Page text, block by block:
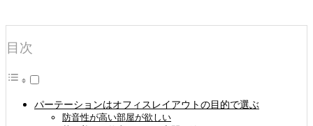
目次
パーテーションはオフィスレイアウトの目的で選ぶ
防音性が高い部屋が欲しい